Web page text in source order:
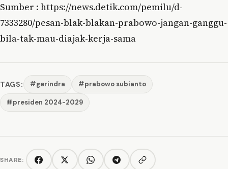
Sumber : https://news.detik.com/pemilu/d-
7333280/pesan-blak-blakan-prabowo-jangan-ganggu-
bila-tak-mau-diajak-kerja-sama
TAGS: #gerindra #prabowo subianto
#presiden 2024-2029
SHARE: FacebookTwitter/XWhatsAppTelegramCopy link